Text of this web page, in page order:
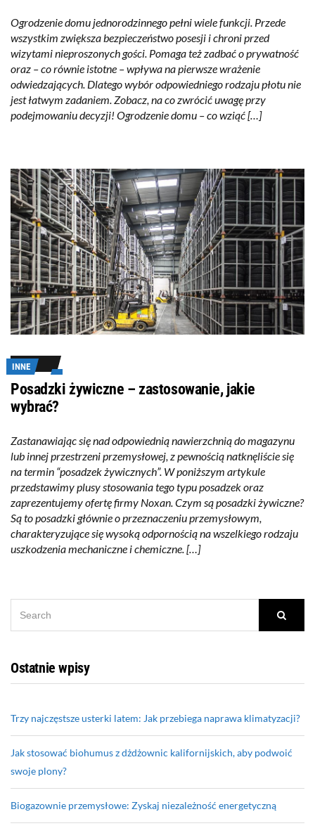
Ogrodzenie domu jednorodzinnego pełni wiele funkcji. Przede
wszystkim zwiększa bezpieczeństwo posesji i chroni przed
wizytami nieproszonych gości. Pomaga też zadbać o prywatność
oraz – co równie istotne – wpływa na pierwsze wrażenie
odwiedzających. Dlatego wybór odpowiedniego rodzaju płotu nie
jest łatwym zadaniem. Zobacz, na co zwrócić uwagę przy
podejmowaniu decyzji! Ogrodzenie domu – co wziąć […]
INNE
Posadzki żywiczne – zastosowanie, jakie
wybrać?
Zastanawiając się nad odpowiednią nawierzchnią do magazynu
lub innej przestrzeni przemysłowej, z pewnością natknęliście się
na termin “posadzek żywicznych”. W poniższym artykule
przedstawimy plusy stosowania tego typu posadzek oraz
zaprezentujemy ofertę firmy Noxan. Czym są posadzki żywiczne?
Są to posadzki głównie o przeznaczeniu przemysłowym,
charakteryzujące się wysoką odpornością na wszelkiego rodzaju
uszkodzenia mechaniczne i chemiczne. […]
Ostatnie wpisy
Trzy najczęstsze usterki latem: Jak przebiega naprawa klimatyzacji?
Jak stosować biohumus z dżdżownic kalifornijskich, aby podwoić
swoje plony?
Biogazownie przemysłowe: Zyskaj niezależność energetyczną